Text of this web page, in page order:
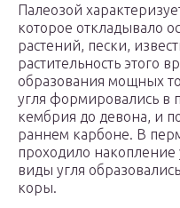
Палеозой
которое откладывало
растений, пески,
растительность этого
образования мощных
угля формировались в
кембрия до девона, и
раннем карбоне. В
проходило накопление
виды угля
коры.